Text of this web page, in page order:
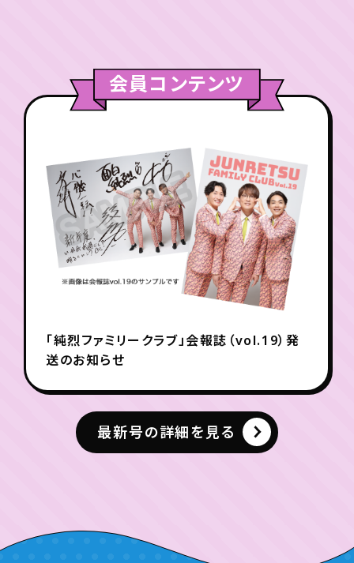
会員コンテンツ
「純烈ファミリークラブ」会報誌（vol.19）発
送のお知らせ
最新号の詳細を見る